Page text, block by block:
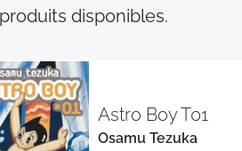
"manga" -
produits disponibles.
Astro Boy T01
Osamu Tezuka